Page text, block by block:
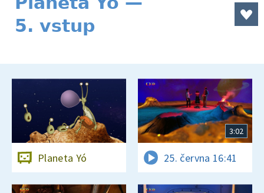
5. vstup
Planeta Yó
3:02
25. června 16:41